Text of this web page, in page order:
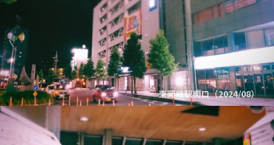
東岡崎駅南口（2024/08）